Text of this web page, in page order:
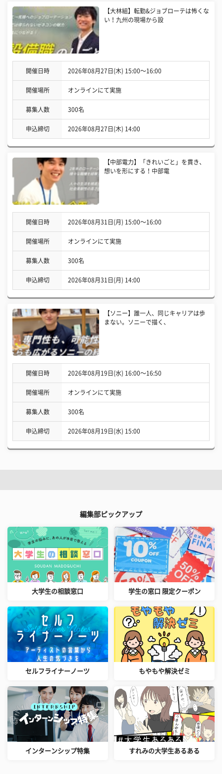
【大林組】転勤&ジョブローテは怖くな
い！九州の現場から設
開催日時 2026年08月27日(木) 15:00〜16:00
開催場所 オンラインにて実施
募集人数 300名
申込締切 2026年08月27日(木) 14:00
【中部電力】「きれいごと」を貫き、
想いを形にする！中部電
開催日時 2026年08月31日(月) 15:00〜16:00
開催場所 オンラインにて実施
募集人数 300名
申込締切 2026年08月31日(月) 14:00
【ソニー】誰一人、同じキャリアは歩
まない。ソニーで描く、
開催日時 2026年08月19日(水) 16:00〜16:50
開催場所 オンラインにて実施
募集人数 300名
申込締切 2026年08月19日(水) 15:00
編集部ピックアップ
大学生の相談窓口 学生の窓口 限定クーポン
セルフライナーノーツ もやもや解決ゼミ
インターンシップ特集 すれみの大学生あるある